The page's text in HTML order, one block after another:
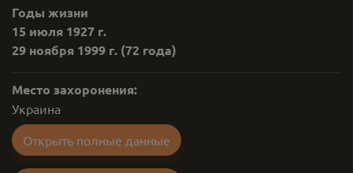
Годы жизни
15 июля 1927 г.
29 ноября 1999 г. (72 года)
Место захоронения:
Украина
Открыть полные данные